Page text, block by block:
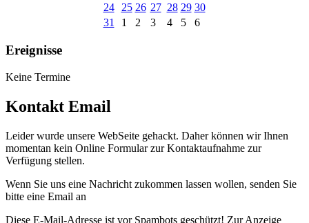
24
25 26 27 28 29 30
31
1 2 3 4 5 6
Ereignisse
Keine Termine
Kontakt Email
Leider wurde unsere WebSeite gehackt. Daher können wir Ihnen
momentan kein Online Formular zur Kontaktaufnahme zur
Verfügung stellen.
Wenn Sie uns eine Nachricht zukommen lassen wollen, senden Sie
bitte eine Email an
Diese E-Mail-Adresse ist vor Spambots geschützt! Zur Anzeige